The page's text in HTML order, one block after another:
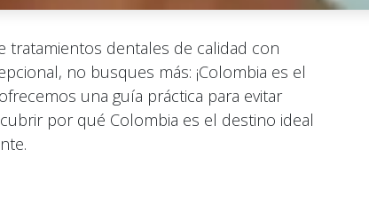
tratamientos dentales de calidad con
no busques más: ¡Colombia es el
una guía práctica para evitar
por qué Colombia es el destino ideal